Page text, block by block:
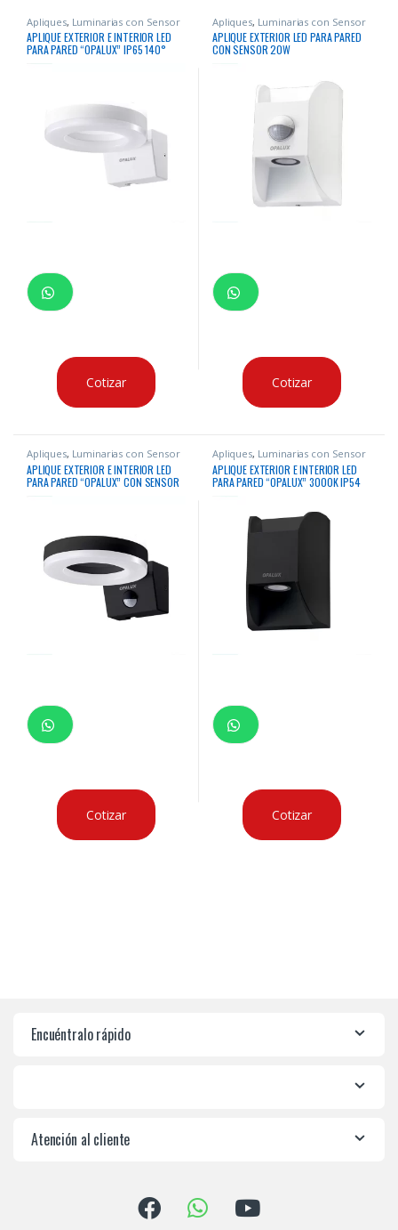
Apliques, Luminarias con Sensor
APLIQUE EXTERIOR E INTERIOR LED
PARA PARED “OPALUX” IP65 140°
Cotizar
Apliques, Luminarias con Sensor
APLIQUE EXTERIOR LED PARA PARED
CON SENSOR 20W
Cotizar
Apliques, Luminarias con Sensor
APLIQUE EXTERIOR E INTERIOR LED
PARA PARED “OPALUX” CON SENSOR
Cotizar
Apliques, Luminarias con Sensor
APLIQUE EXTERIOR E INTERIOR LED
PARA PARED “OPALUX” 3000K IP54
Cotizar
Encuéntralo rápido
Atención al cliente